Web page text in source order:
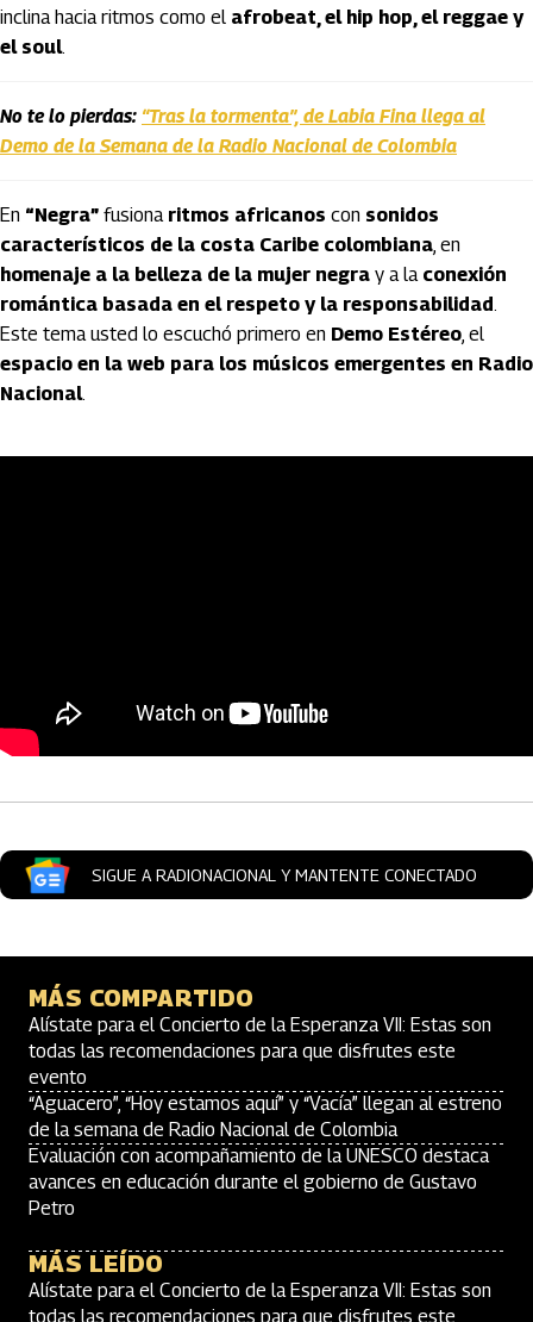
inclina hacia ritmos como el afrobeat, el hip hop, el reggae y
el soul.
No te lo pierdas: “Tras la tormenta”, de Labia Fina llega al
Demo de la Semana de la Radio Nacional de Colombia
En “Negra” fusiona ritmos africanos con sonidos
característicos de la costa Caribe colombiana, en
homenaje a la belleza de la mujer negra y a la conexión
romántica basada en el respeto y la responsabilidad.
Este tema usted lo escuchó primero en Demo Estéreo, el
espacio en la web para los músicos emergentes en Radio
Nacional.
Artículos Player
SIGUE A RADIONACIONAL Y MANTENTE CONECTADO
MÁS COMPARTIDO
Alístate para el Concierto de la Esperanza VII: Estas son
todas las recomendaciones para que disfrutes este
evento
“Aguacero”, “Hoy estamos aquí” y “Vacía” llegan al estreno
de la semana de Radio Nacional de Colombia
Evaluación con acompañamiento de la UNESCO destaca
avances en educación durante el gobierno de Gustavo
Petro
MÁS LEÍDO
Alístate para el Concierto de la Esperanza VII: Estas son
todas las recomendaciones para que disfrutes este